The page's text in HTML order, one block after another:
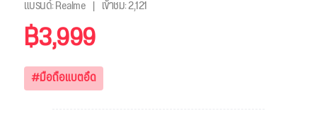
แบรนด์: Realme เข้าชม:2,121
฿3,999
#มือถือแบตอึด